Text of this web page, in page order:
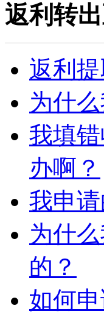
返利转
返利
为什
我填
办啊？
我申
为什
的？
如何